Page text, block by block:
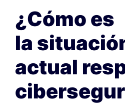
¿Cómo es
la
actual